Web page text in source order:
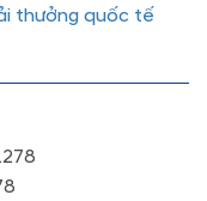
thưởng quốc tế